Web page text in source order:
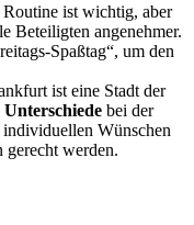
Routine ist wichtig, aber
Beteiligten angenehmer.
Spaßtag“, um den
ist eine Stadt der
bei der
Wünschen
gerecht werden.